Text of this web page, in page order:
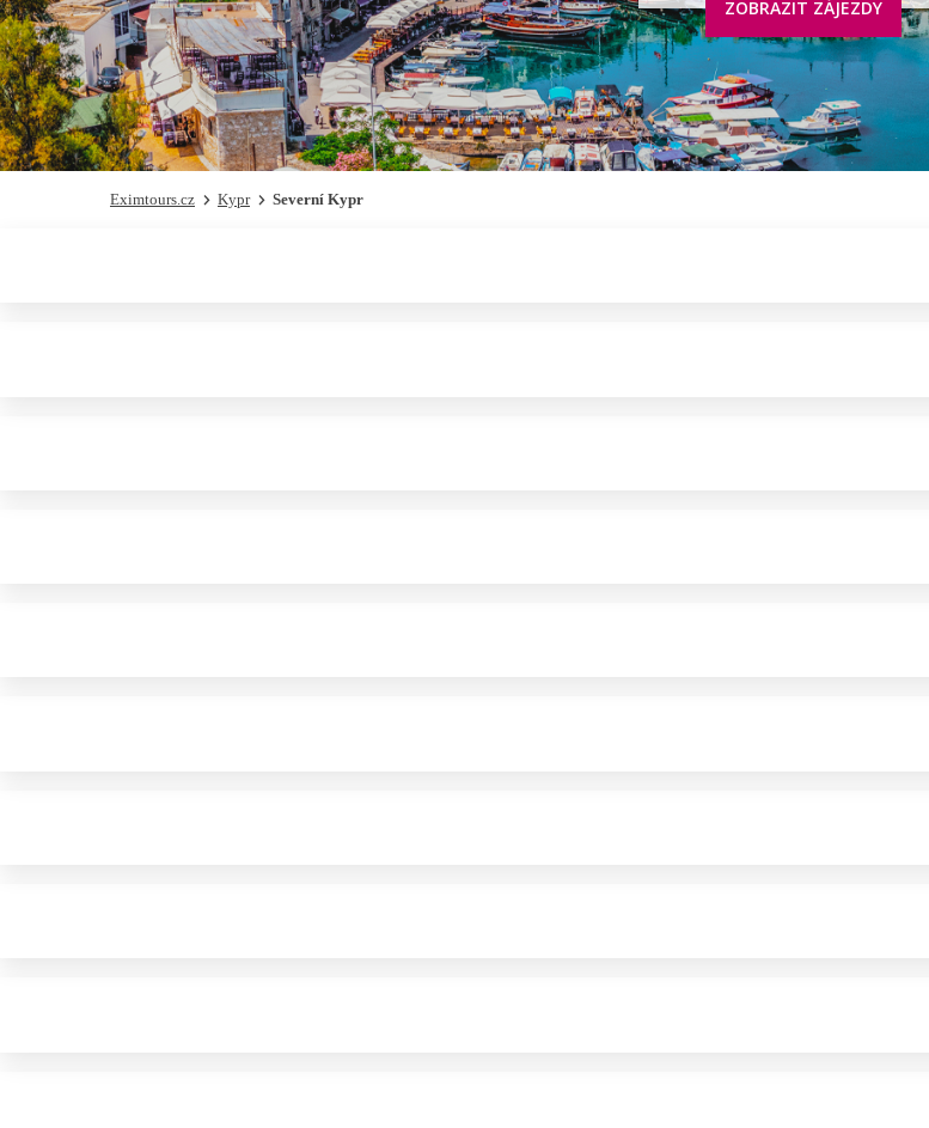
ZOBRAZIT ZÁJEZDY
Eximtours.cz Kypr Severní Kypr